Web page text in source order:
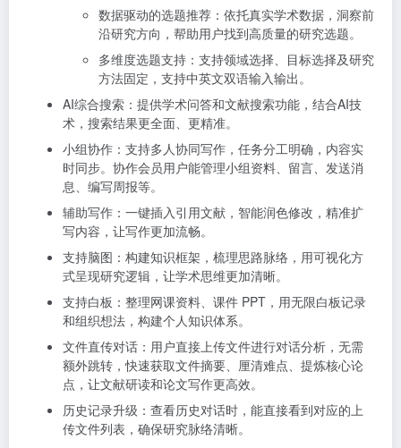
数据驱动的选题推荐：依托真实学术数据，洞察前
沿研究方向，帮助用户找到高质量的研究选题。
多维度选题支持：支持领域选择、目标选择及研究
方法固定，支持中英文双语输入输出。
AI综合搜索：提供学术问答和文献搜索功能，结合AI技
术，搜索结果更全面、更精准。
小组协作：支持多人协同写作，任务分工明确，内容实
时同步。协作会员用户能管理小组资料、留言、发送消
息、编写周报等。
辅助写作：一键插入引用文献，智能润色修改，精准扩
写内容，让写作更加流畅。
支持脑图：构建知识框架，梳理思路脉络，用可视化方
式呈现研究逻辑，让学术思维更加清晰。
支持白板：整理网课资料、课件 PPT，用无限白板记录
和组织想法，构建个人知识体系。
文件直传对话：用户直接上传文件进行对话分析，无需
额外跳转，快速获取文件摘要、厘清难点、提炼核心论
点，让文献研读和论文写作更高效。
历史记录升级：查看历史对话时，能直接看到对应的上
传文件列表，确保研究脉络清晰。